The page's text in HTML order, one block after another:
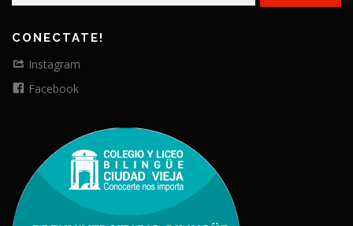
CONECTATE!
Instagram
Facebook